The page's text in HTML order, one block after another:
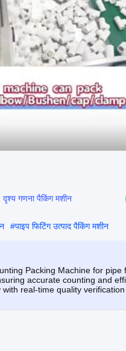
दृश्य गणना पैकिंग मशीन
#पाइप फिटिंग उत्पाद पैकिंग मशीन
Packing Machine for
accurate counting and
real-time quality